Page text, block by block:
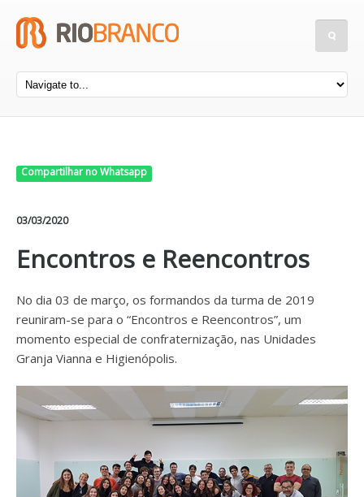
Compartilhar no Whatsapp
03/03/2020
Encontros e Reencontros
No dia 03 de março, os formandos da turma de 2019
reuniram-se para o “Encontros e Reencontros”, um
momento especial de confraternização, nas Unidades
Granja Vianna e Higienópolis.